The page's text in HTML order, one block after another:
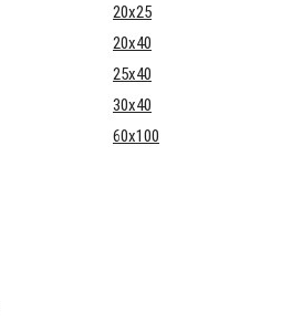
20x25
20x40
25x40
30x40
60x100